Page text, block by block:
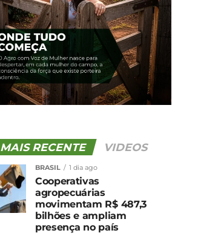
MAIS RECENTE VIDEOS
BRASIL 1 dia ago
Cooperativas
agropecuárias
movimentam R$ 487,3
bilhões e ampliam
presença no país